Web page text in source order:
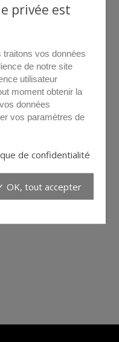
privée est
vos données
de notre site
utilisateur
moment obtenir la
données
vos paramètres de
de confidentialité
OK, tout accepter